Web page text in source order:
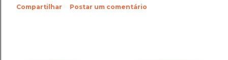
Compartilhar Postar um comentário